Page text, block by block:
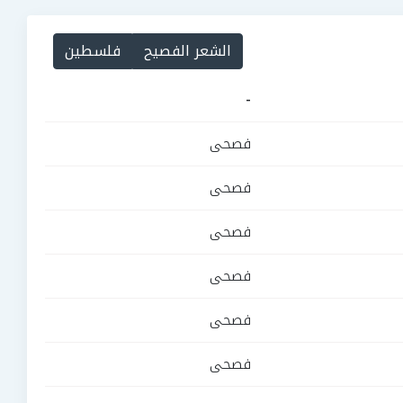
الشعر الفصيح
فلسطين
-
فصحى
فصحى
فصحى
فصحى
فصحى
فصحى